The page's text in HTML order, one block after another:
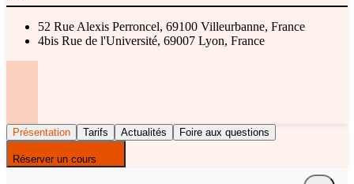
52 Rue Alexis Perroncel, 69100 Villeurbanne, France
4bis Rue de l'Université, 69007 Lyon, France
Présentation Tarifs Actualités Foire aux questions
Réserver un cours